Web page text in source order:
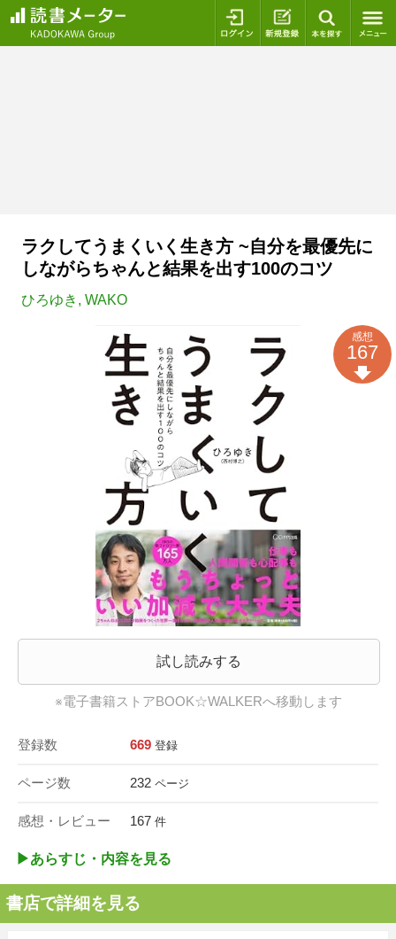
ログイン 新規登録
ラクしてうまくいく生き方 ~自分を最優先に
しながらちゃんと結果を出す100のコツ
ひろゆき , WAKO
試し読みする
※電子書籍ストアBOOK☆WALKERへ移動します
登録数 669 登録
ページ数 232 ページ
感想・レビュー 167 件
感想
167
▶︎あらすじ・内容を見る
書店で詳細を見る